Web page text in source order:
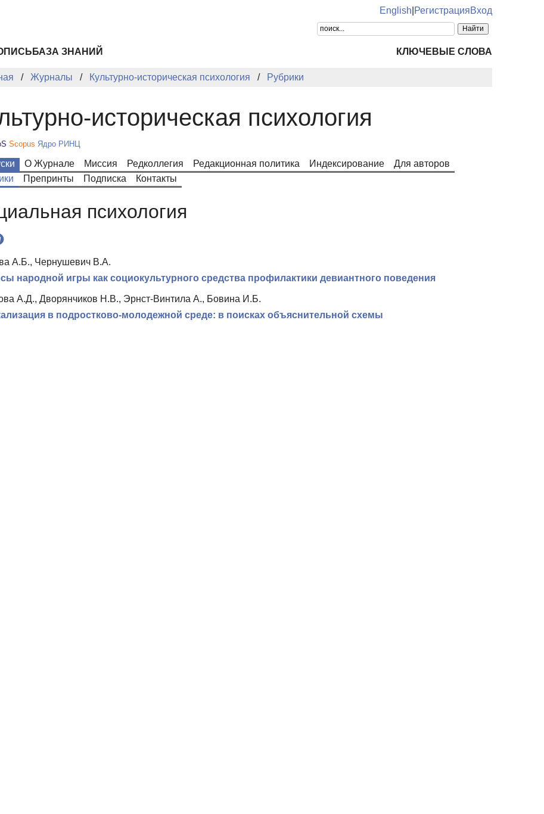
English РегистрацияВход
БАЗА ЗНАНИЙ КЛЮЧЕВЫЕ СЛОВА
Журналы Культурно-историческая психология Рубрики
историческая психология
Scopus Ядро РИНЦ
О Журнале Миссия Редколлегия Редакционная политика Индексирование
Для авторов
Препринты Подписка Контакты
психология
А.Б., Чернушевич В.А.
народной игры как социокультурного средства профилактики девиантного поведения
А.Д., Дворянчиков Н.В., Эрнст-Винтила А., Бовина И.Б.
в подростково-молодежной среде: в поисках объяснительной схемы